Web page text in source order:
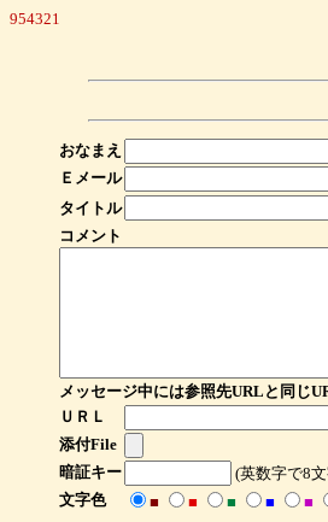
954321
おなまえ
Ｅメール
タイトル
コメント
メッセージ中には参照先URLと同じ
ＵＲＬ
添付File
暗証キー
(英数字で8
文字色
■ ■ ■ ■ ■